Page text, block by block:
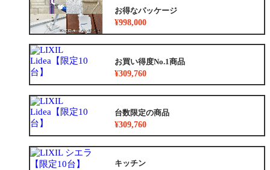
お得なパッケージ
¥998,000
お買い得度No.1商品
¥309,760
台数限定の商品
¥309,760
キッチン